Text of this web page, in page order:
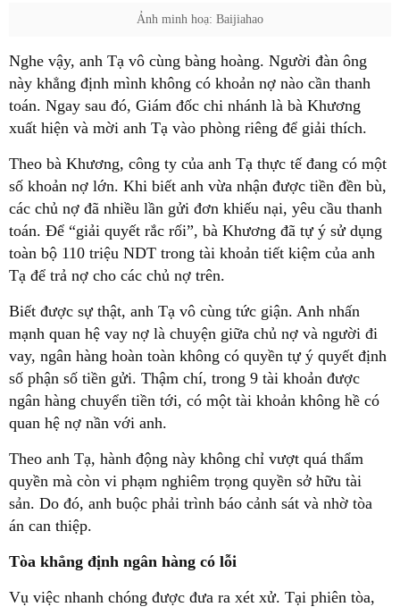
Ảnh minh hoạ: Baijiahao
Nghe vậy, anh Tạ vô cùng bàng hoàng. Người đàn ông
này khẳng định mình không có khoản nợ nào cần thanh
toán. Ngay sau đó, Giám đốc chi nhánh là bà Khương
xuất hiện và mời anh Tạ vào phòng riêng để giải thích.
Theo bà Khương, công ty của anh Tạ thực tế đang có một
số khoản nợ lớn. Khi biết anh vừa nhận được tiền đền bù,
các chủ nợ đã nhiều lần gửi đơn khiếu nại, yêu cầu thanh
toán. Để “giải quyết rắc rối”, bà Khương đã tự ý sử dụng
toàn bộ 110 triệu NDT trong tài khoản tiết kiệm của anh
Tạ để trả nợ cho các chủ nợ trên.
Biết được sự thật, anh Tạ vô cùng tức giận. Anh nhấn
mạnh quan hệ vay nợ là chuyện giữa chủ nợ và người đi
vay, ngân hàng hoàn toàn không có quyền tự ý quyết định
số phận số tiền gửi. Thậm chí, trong 9 tài khoản được
ngân hàng chuyển tiền tới, có một tài khoản không hề có
quan hệ nợ nần với anh.
Theo anh Tạ, hành động này không chỉ vượt quá thẩm
quyền mà còn vi phạm nghiêm trọng quyền sở hữu tài
sản. Do đó, anh buộc phải trình báo cảnh sát và nhờ tòa
án can thiệp.
Tòa khẳng định ngân hàng có lỗi
Vụ việc nhanh chóng được đưa ra xét xử. Tại phiên tòa,